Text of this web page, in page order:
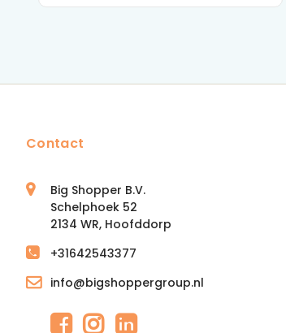
Contact
Big Shopper B.V.
Schelphoek 52
2134 WR, Hoofddorp
+31642543377
info@bigshoppergroup.nl